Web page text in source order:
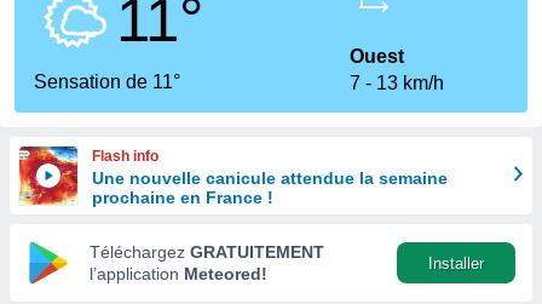
en
11°
Sensation de 11°
Ouest
7
13 km/h
Flash info
Une nouvelle canicule attendue la semaine
prochaine en France !
Téléchargez GRATUITEMENT
l’application Meteored!
Installer